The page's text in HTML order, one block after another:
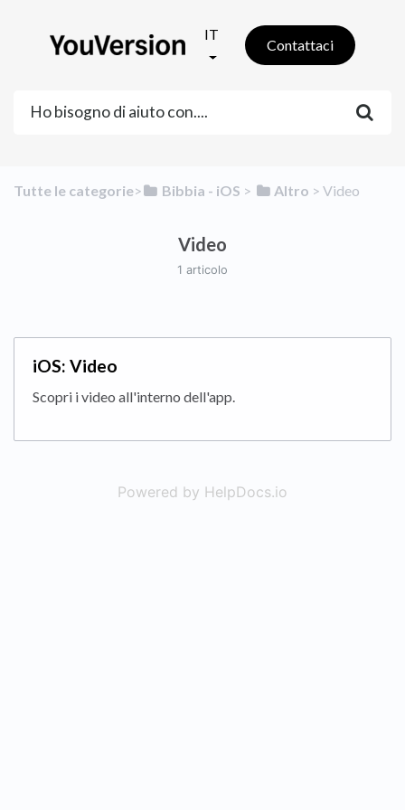
IT
Contattaci
Tutte le categorie​>​ ​Bibbia - iOS ​ > ​ ​Altro ​ > ​​Video
Video
1 articolo
iOS: Video
Scopri i video all'interno dell'app.
Powered by HelpDocs.io